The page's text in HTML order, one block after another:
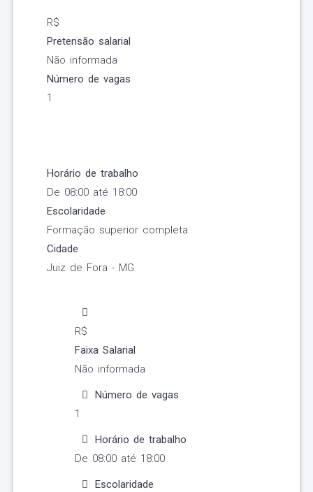
R$
Pretensão salarial
Não informada
Número de vagas
1
Horário de trabalho
De 08:00 até 18:00
Escolaridade
Formação superior completa
Cidade
Juiz de Fora - MG
R$
Faixa Salarial
Não informada
Número de vagas
1
Horário de trabalho
De 08:00 até 18:00
Escolaridade